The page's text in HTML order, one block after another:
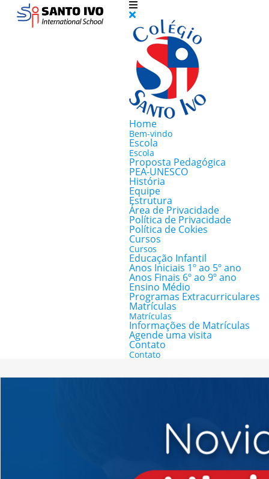
Home
Bem-vindo
Escola
Escola
Proposta Pedagógica
PEA-UNESCO
História
Equipe
Estrutura
Área de Privacidade
Política de Privacidade
Política de Cokies
Cursos
Cursos
Educação Infantil
Anos Iniciais 1º ao 5º ano
Anos Finais 6º ao 9º ano
Ensino Médio
Programas Extracurriculares
Matrículas
Matrículas
Informações de Matrículas
Agende uma visita
Contato
Contato